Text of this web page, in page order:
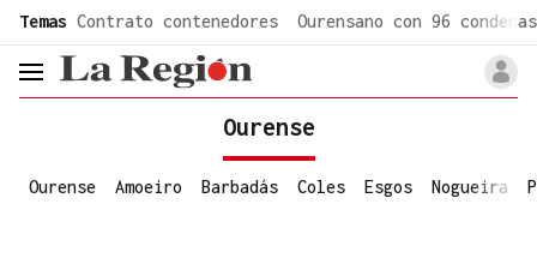
Temas Contrato contenedores Ourensano con 96 condenas
header.menu.open
Ourense
Ourense Amoeiro Barbadás Coles Esgos Nogueira